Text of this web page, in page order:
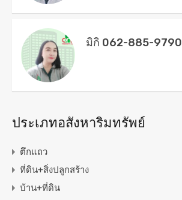
มิกิ 062-885-9790
ประเภทอสังหาริมทรัพย์
ตึกแถว
ที่ดิน+สิ่งปลูกสร้าง
บ้าน+ที่ดิน